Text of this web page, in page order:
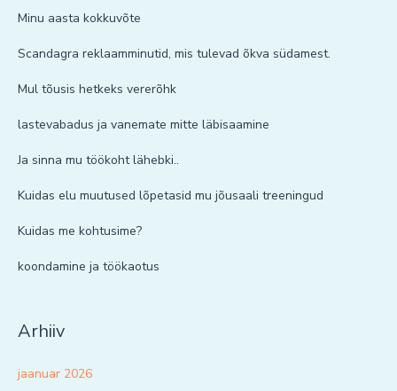
Minu aasta kokkuvõte
Scandagra reklaamminutid, mis tulevad õkva südamest.
Mul tõusis hetkeks vererõhk
lastevabadus ja vanemate mitte läbisaamine
Ja sinna mu töökoht lähebki..
Kuidas elu muutused lõpetasid mu jõusaali treeningud
Kuidas me kohtusime?
koondamine ja töökaotus
Arhiiv
jaanuar 2026